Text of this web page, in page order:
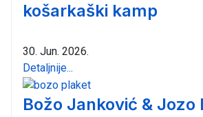
košarkaški kamp
30. Jun. 2026.
Detaljnije...
Božo Janković & Jozo